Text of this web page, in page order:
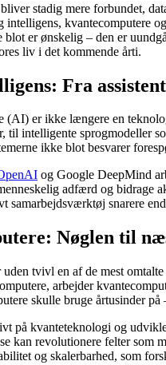
stadig mere forbundet,
intelligens, kvantecomputere
er ønskelig – den er
liv i det kommende årti.
Fra
er ikke længere en
til intelligente sprogmodeller
ikke blot besvarer
og Google DeepMind
adfærd og
samarbejdsværktøj snarere
Nøglen til
tvivl en af de mest
arbejder
skulle bruge årtusinder på
på kvanteteknologi og
kan revolutionere felter som
og skalerbarhed, som